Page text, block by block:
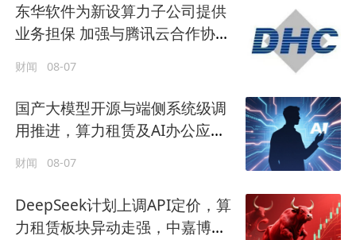
东华软件为新设算力子公司提供
业务担保 加强与腾讯云合作协同
财闻 08-07
国产大模型开源与端侧系统级调
用推进，算力租赁及AI办公应用
财闻 08-07
DeepSeek计划上调API定价，算
力租赁板块异动走强，中嘉博创